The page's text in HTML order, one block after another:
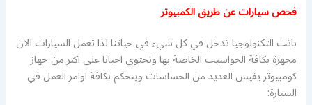
فحص سيارات عن طريق الكمبيوتر
باتت التكنولوجيا تدخل في كل شيء في حياتنا لذا تعمل السيارات الان
مجهزة بكافة الحواسيب الخاصة بها وتحتوي احيانا على اكثر من جهاز
كومبيوتر يقيس العديد من الحساسات ويتحكم بكافة اوامر العمل في
السيارة: